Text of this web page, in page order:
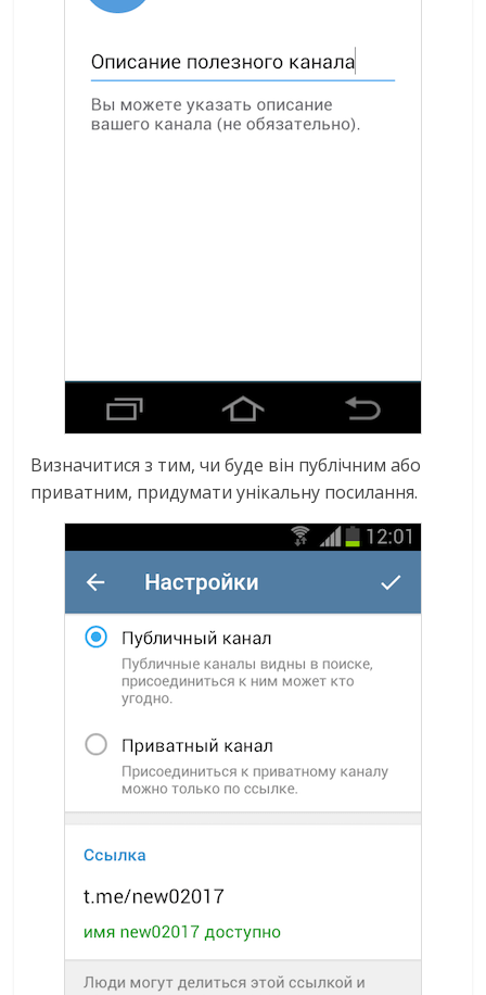
Визначитися з тим, чи буде він публічним або
приватним, придумати унікальну посилання.